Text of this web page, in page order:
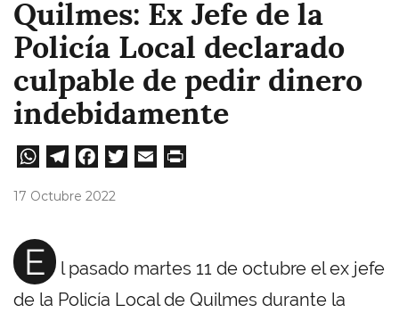
Quilmes: Ex Jefe de la
Policía Local declarado
culpable de pedir dinero
indebidamente
W
A
pp
Te
m
Fa
17 Octubre 2022
E
l pasado martes 11 de octubre el ex jefe
de la Policía Local de Quilmes durante la